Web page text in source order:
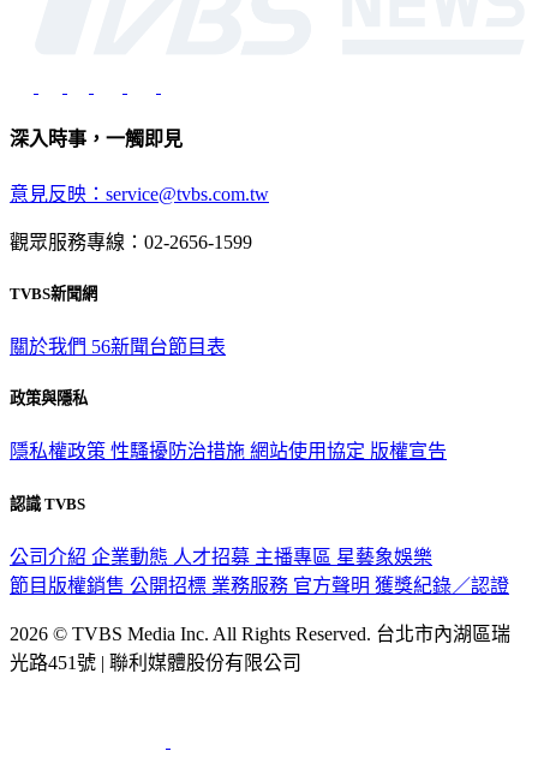
深入時事，一觸即見
意見反映：service@tvbs.com.tw
觀眾服務專線：02-2656-1599
TVBS新聞網
關於我們 56新聞台節目表
政策與隱私
隱私權政策 性騷擾防治措施 網站使用協定 版權宣告
認識 TVBS
公司介紹 企業動態 人才招募 主播專區 星藝象娛樂
節目版權銷售 公開招標 業務服務 官方聲明 獲獎紀錄／認證
2026 © TVBS Media Inc. All Rights Reserved. 台北市內湖區瑞
光路451號 | 聯利媒體股份有限公司